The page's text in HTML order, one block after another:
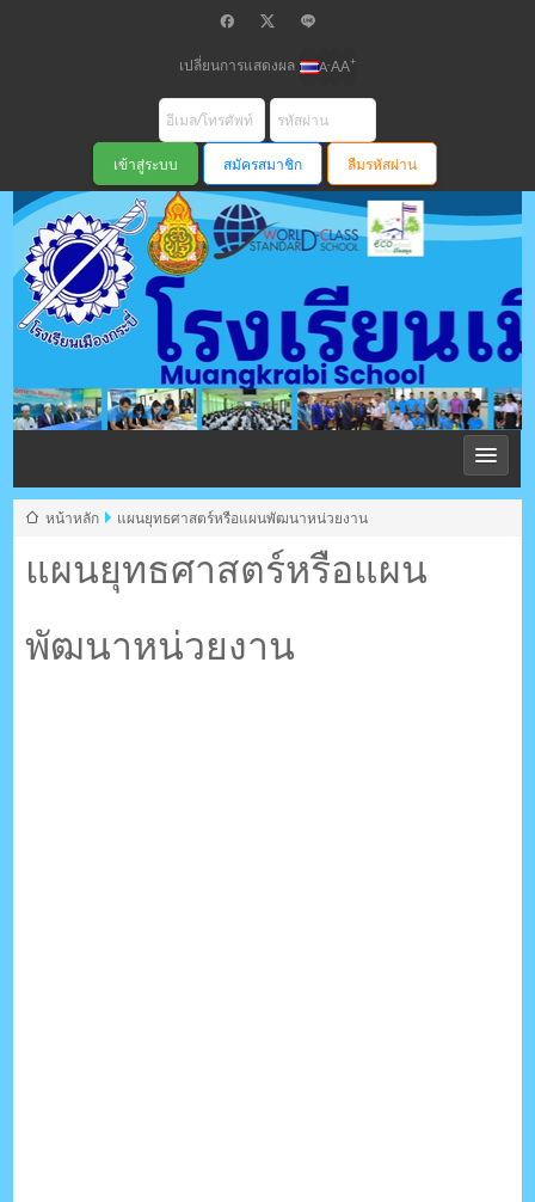
เปลี่ยนการแสดงผล A-AA+
สมัครสมาชิก ลืมรหัสผ่าน
โรงเรียนเมือง
กระบี่ สพม
ตรัง กระบี่
ระบบบริหารจัดการเว็บไซต์ (CMS) ด้วย Ajax โดยคนไทย
แผนยุทธศาสตร์หรือแผน
พัฒนาหน่วยงาน
หน้าหลัก แผนยุทธศาสตร์หรือแผนพัฒนาหน่วยงาน